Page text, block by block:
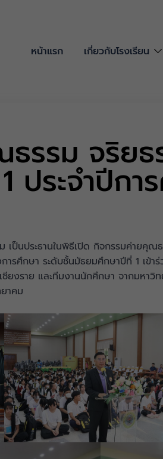
หน้าแรก เกี่ยวกับโรงเรียน
รรม จริยธ
ประจำปีกา
เป็นประธานในพิธีเปิด กิจกรรมค่ายคุ
รศึกษา ระดับชั้นมัธยมศึกษาปีที่ 1 เข้
ยงราย และทีมงานนักศึกษา จากมหาวิ
าคม